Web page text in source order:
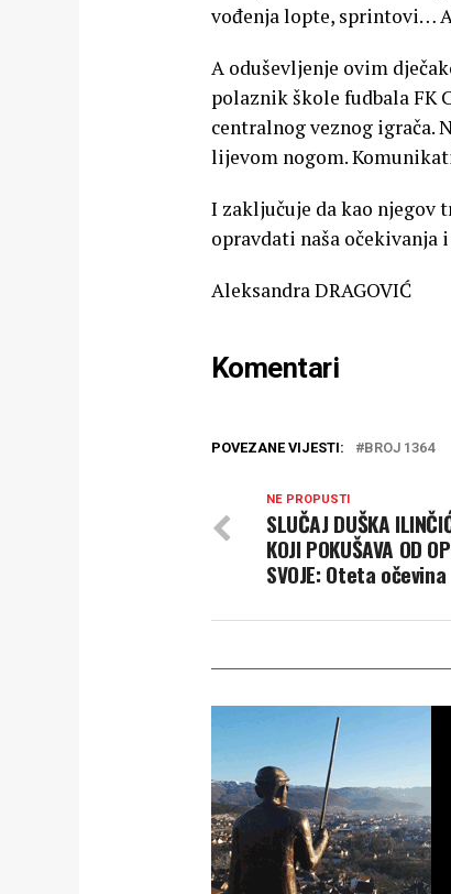
vođenja lopte, sprintovi…
A oduševljenje ovim
polaznik škole fudbala FK
centralnog veznog igrača.
lijevom nogom.
I zaključuje da kao njegov
opravdati naša očekivanja
Aleksandra DRAGOVIĆ
Komentari
POVEZANE VIJESTI: BROJ 1364
NE PROPUSTI
SLUČAJ DUŠKA
KOJI POKUŠAVA OD
SVOJE: Oteta očevina